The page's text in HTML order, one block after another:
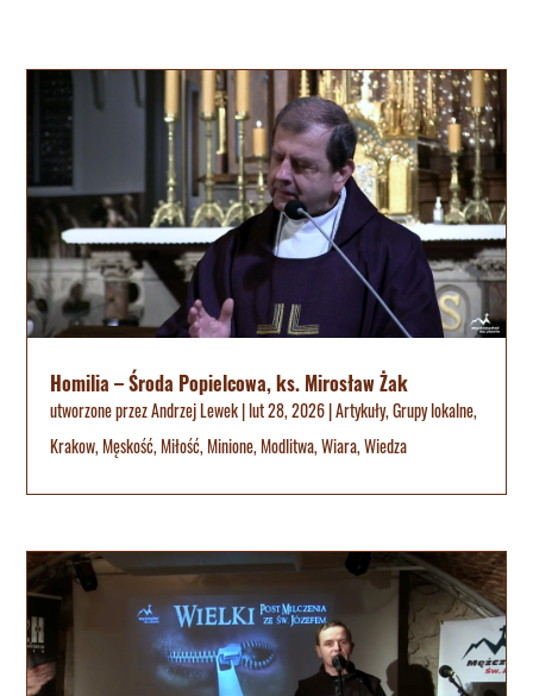
Homilia – Środa Popielcowa, ks. Mirosław Żak
utworzone przezAndrzej Lewek|lut 28, 2026|Artykuły,Grupy lokalne,
Krakow,Męskość,Miłość,Minione,Modlitwa,Wiara,Wiedza